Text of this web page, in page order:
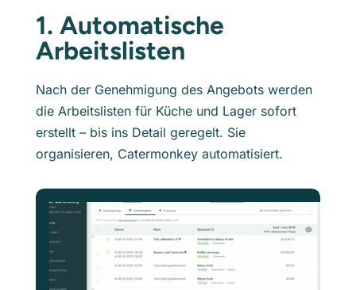
1. Automatische
Arbeitslisten
Nach der Genehmigung des Angebots werden
die Arbeitslisten für Küche und Lager sofort
erstellt – bis ins Detail geregelt. Sie
organisieren, Catermonkey automatisiert.